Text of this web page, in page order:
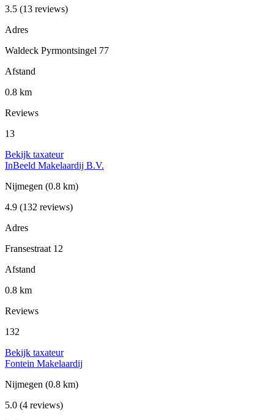
3.5 (13 reviews)
Adres
Waldeck Pyrmontsingel 77
Afstand
0.8 km
Reviews
13
Bekijk taxateur
InBeeld Makelaardij B.V.
Nijmegen (0.8 km)
4.9 (132 reviews)
Adres
Fransestraat 12
Afstand
0.8 km
Reviews
132
Bekijk taxateur
Fontein Makelaardij
Nijmegen (0.8 km)
5.0 (4 reviews)